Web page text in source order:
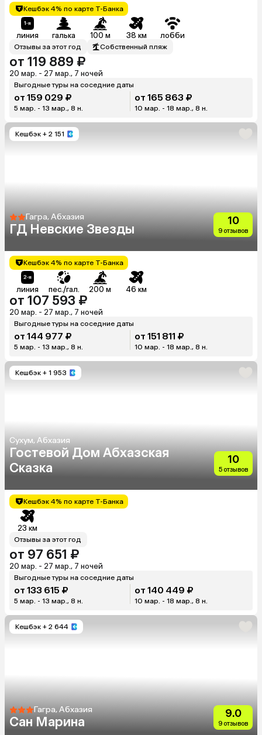
Кешбэк 4% по карте Т-Банка
линия галька 100 м 38 км лобби
Отзывы за этот год Собственный пляж
от 119 889 ₽
20 мар. - 27 мар., 7 ночей
Выгодные туры на соседние даты
от 159 029 ₽
5 мар. - 13 мар., 8 н.
от 165 863 ₽
10 мар. - 18 мар., 8 н.
Кешбэк + 2 151
Гагра, Абхазия
ГД Невские Звезды
10
9 отзывов
Кешбэк 4% по карте Т-Банка
линия пес./гал. 200 м 46 км
от 107 593 ₽
20 мар. - 27 мар., 7 ночей
Выгодные туры на соседние даты
от 144 977 ₽
5 мар. - 13 мар., 8 н.
от 151 811 ₽
10 мар. - 18 мар., 8 н.
Кешбэк + 1 953
Сухум, Абхазия
Гостевой Дом Абхазская
Сказка
10
5 отзывов
Кешбэк 4% по карте Т-Банка
23 км
Отзывы за этот год
от 97 651 ₽
20 мар. - 27 мар., 7 ночей
Выгодные туры на соседние даты
от 133 615 ₽
5 мар. - 13 мар., 8 н.
от 140 449 ₽
10 мар. - 18 мар., 8 н.
Кешбэк + 2 644
Гагра, Абхазия
Сан Марина
9.0
9 отзывов